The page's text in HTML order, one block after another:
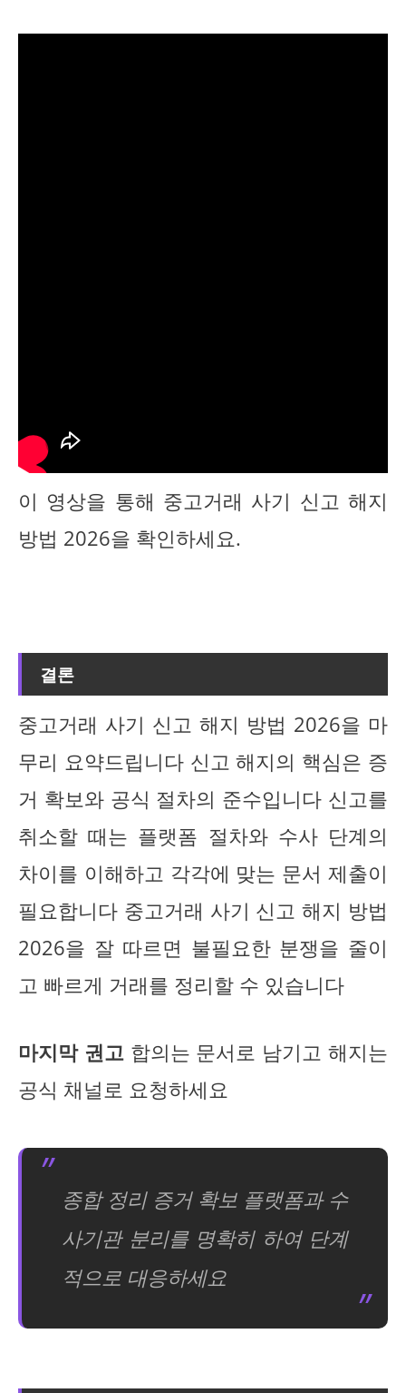
이 영상을 통해 중고거래 사기 신고 해지
방법 2026을 확인하세요.
결론
중고거래 사기 신고 해지 방법 2026을 마
무리 요약드립니다 신고 해지의 핵심은 증
거 확보와 공식 절차의 준수입니다 신고를
취소할 때는 플랫폼 절차와 수사 단계의
차이를 이해하고 각각에 맞는 문서 제출이
필요합니다 중고거래 사기 신고 해지 방법
2026을 잘 따르면 불필요한 분쟁을 줄이
고 빠르게 거래를 정리할 수 있습니다
마지막 권고 합의는 문서로 남기고 해지는
공식 채널로 요청하세요
종합 정리 증거 확보 플랫폼과 수
사기관 분리를 명확히 하여 단계
적으로 대응하세요